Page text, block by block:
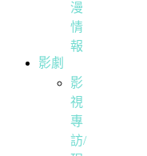
漫
情
報
影劇
影
視
專
訪/